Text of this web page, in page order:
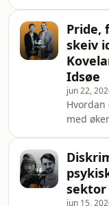
på
finnes i
Thomas
brenner
oss. De
Pride,
skeiv
Idsøe
jun 22,
med
hvordan
økende
ytringer
sektor
jun 15,